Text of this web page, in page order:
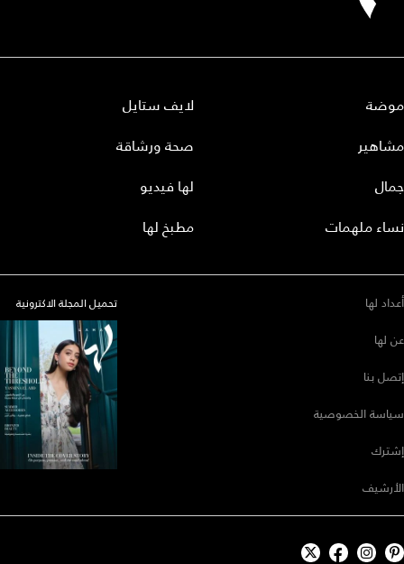
موضة
مشاهير
جمال
نساء ملهمات
لايف ستايل
صحة ورشاقة
لها فيديو
مطبخ لها
أعداد لها
عن لها
إتصل بنا
سياسة الخصوصية
إشترك
الأرشيف
تحميل المجلة الاكترونية